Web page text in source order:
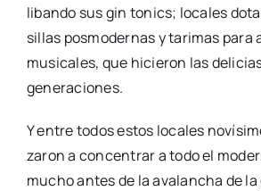
liban­do sus gin tonics; loca­les
sillas pos­mo­der­nas y tari­mas para
musi­ca­les, que hicie­ron las
gene­ra­cio­nes.
Y entre todos estos loca­les
za­ron a con­cen­trar a todo el
mucho antes de la ava­lan­cha de